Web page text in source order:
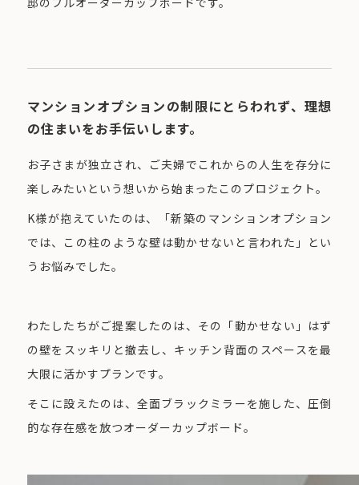
マンションオプションの制限にとらわれず、理想
の住まいをお手伝いします。
お子さまが独立され、ご夫婦でこれからの人生を存分に
楽しみたいという想いから始まったこのプロジェクト。
K様が抱えていたのは、「新築のマンションオプション
では、この柱のような壁は動かせないと言われた」とい
うお悩みでした。
わたしたちがご提案したのは、その「動かせない」はず
の壁をスッキリと撤去し、キッチン背面のスペースを最
大限に活かすプランです。
そこに設えたのは、全面ブラックミラーを施した、圧倒
的な存在感を放つオーダーカップボード。